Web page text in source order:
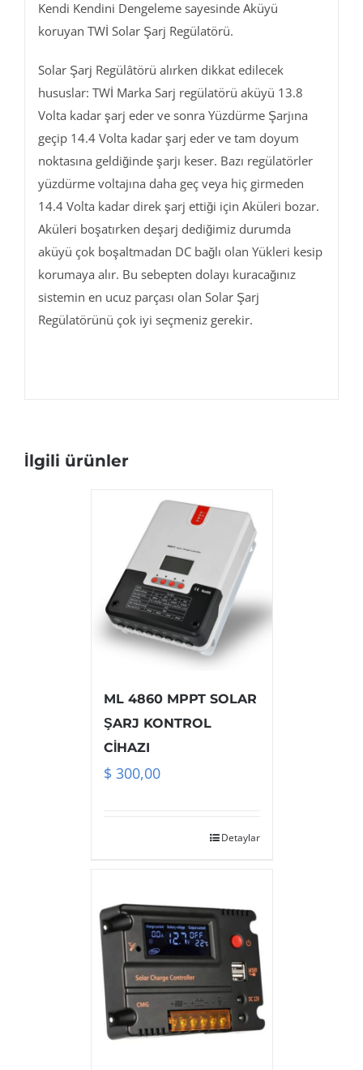
Kendi Kendini Dengeleme sayesinde Aküyü
koruyan TWİ Solar Şarj Regülatörü.
Solar Şarj Regülâtörü alırken dikkat edilecek
hususlar: TWİ Marka Sarj regülatörü aküyü 13.8
Volta kadar şarj eder ve sonra Yüzdürme Şarjına
geçip 14.4 Volta kadar şarj eder ve tam doyum
noktasına geldiğinde şarjı keser. Bazı regülatörler
yüzdürme voltajına daha geç veya hiç girmeden
14.4 Volta kadar direk şarj ettiği için Aküleri bozar.
Aküleri boşatırken deşarj dediğimiz durumda
aküyü çok boşaltmadan DC bağlı olan Yükleri kesip
korumaya alır. Bu sebepten dolayı kuracağınız
sistemin en ucuz parçası olan Solar Şarj
Regülatörünü çok iyi seçmeniz gerekir.
İlgili ürünler
ML 4860 MPPT SOLAR
ŞARJ KONTROL
CİHAZI
$300,00
Detaylar